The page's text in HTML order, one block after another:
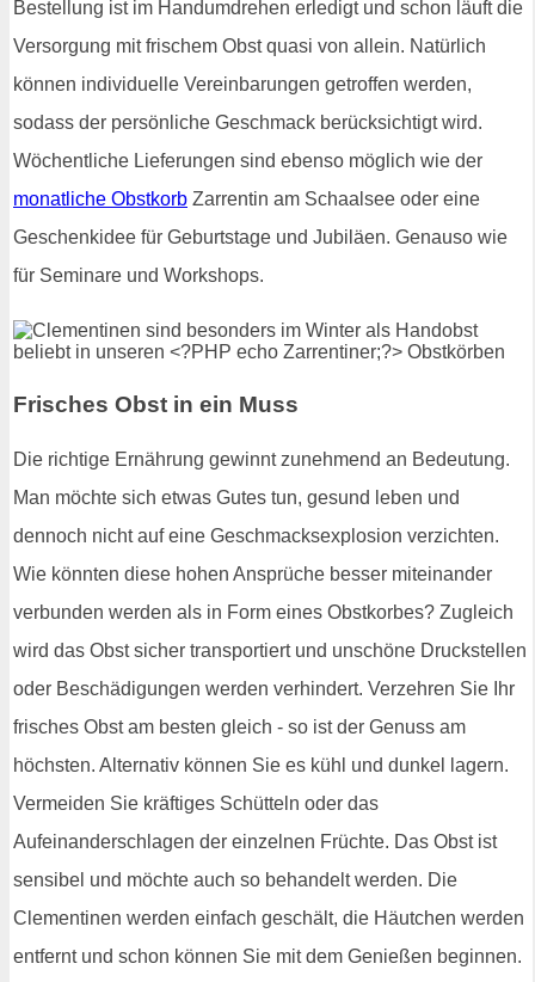
Bestellung ist im Handumdrehen erledigt und schon läuft die
Versorgung mit frischem Obst quasi von allein. Natürlich
können individuelle Vereinbarungen getroffen werden,
sodass der persönliche Geschmack berücksichtigt wird.
Wöchentliche Lieferungen sind ebenso möglich wie der
monatliche Obstkorb Zarrentin am Schaalsee oder eine
Geschenkidee für Geburtstage und Jubiläen. Genauso wie
für Seminare und Workshops.
Frisches Obst in ein Muss
Die richtige Ernährung gewinnt zunehmend an Bedeutung.
Man möchte sich etwas Gutes tun, gesund leben und
dennoch nicht auf eine Geschmacksexplosion verzichten.
Wie könnten diese hohen Ansprüche besser miteinander
verbunden werden als in Form eines Obstkorbes? Zugleich
wird das Obst sicher transportiert und unschöne Druckstellen
oder Beschädigungen werden verhindert. Verzehren Sie Ihr
frisches Obst am besten gleich - so ist der Genuss am
höchsten. Alternativ können Sie es kühl und dunkel lagern.
Vermeiden Sie kräftiges Schütteln oder das
Aufeinanderschlagen der einzelnen Früchte. Das Obst ist
sensibel und möchte auch so behandelt werden. Die
Clementinen werden einfach geschält, die Häutchen werden
entfernt und schon können Sie mit dem Genießen beginnen.